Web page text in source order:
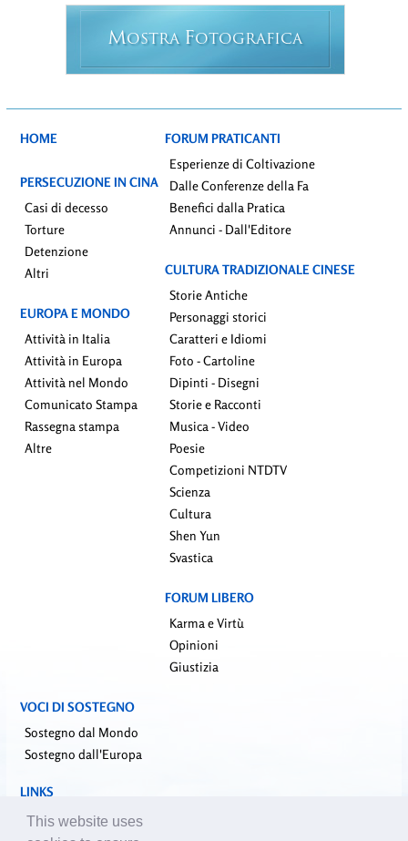
MOSTRA FOTOGRAFICA
HOME
PERSECUZIONE IN CINA
Casi di decesso
Torture
Detenzione
Altri
EUROPA E MONDO
Attività in Italia
Attività in Europa
Attività nel Mondo
Comunicato Stampa
Rassegna stampa
Altre
FORUM PRATICANTI
Esperienze di Coltivazione
Dalle Conferenze della Fa
Benefici dalla Pratica
Annunci - Dall'Editore
CULTURA TRADIZIONALE CINESE
Storie Antiche
Personaggi storici
Caratteri e Idiomi
Foto - Cartoline
Dipinti - Disegni
Storie e Racconti
Musica - Video
Poesie
Competizioni NTDTV
Scienza
Cultura
Shen Yun
Svastica
FORUM LIBERO
Karma e Virtù
Opinioni
Giustizia
VOCI DI SOSTEGNO
Sostegno dal Mondo
Sostegno dall'Europa
LINKS
falundafa.org (it)
faluninfo.net
This website uses